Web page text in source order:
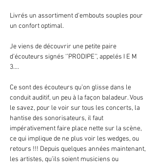
Livrés un assortiment d'embouts souples pour
un confort optimal.
Je viens de découvrir une petite paire
d’écouteurs signés ‘’PRODIPE’’, appelés I E M
3....
Ce sont des écouteurs qu’on glisse dans le
conduit auditif, un peu à la façon baladeur. Vous
le savez, pour le voir sur tous les concerts, la
hantise des sonorisateurs, il faut
impérativement faire place nette sur la scène,
ce qui implique de ne plus voir les wedges, ou
retours !!! Depuis quelques années maintenant,
les artistes, qu’ils soient musiciens ou